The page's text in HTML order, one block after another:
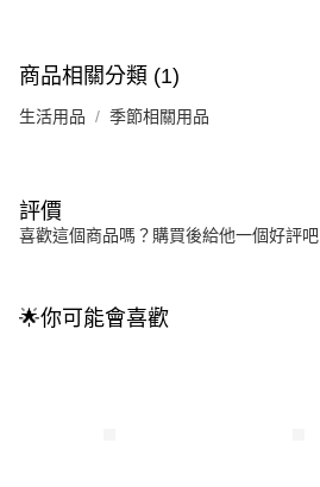
商品相關分類 (1)
生活用品 季節相關用品
評價
喜歡這個商品嗎？購買後給他一個好評吧
🌟你可能會喜歡